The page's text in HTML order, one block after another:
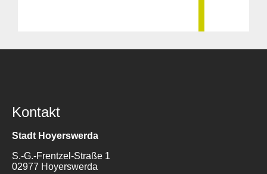
Kontakt
Stadt Hoyerswerda
S.-G.-Frentzel-Straße 1
02977 Hoyerswerda